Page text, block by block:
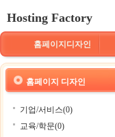
Hosting Factory
홈페이지디자인
홈페이지 디자인
기업/서비스(0)
교육/학문(0)